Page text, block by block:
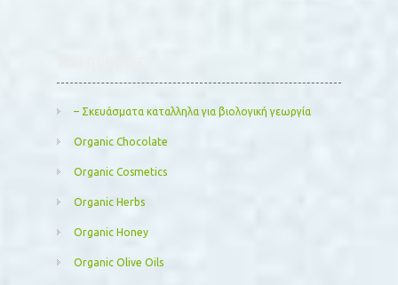
– Σκευάσματα καταλληλα για βιολογική γεωργία
Organic Chocolate
Organic Cosmetics
Organic Herbs
Organic Honey
Organic Olive Oils